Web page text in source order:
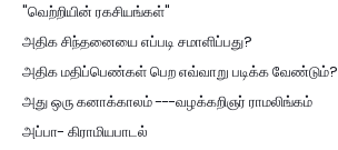
"வெற்றியின் ரகசியங்கள்"
அதிக சிந்தனையை எப்படி சமாளிப்பது?
அதிக மதிப்பெண்கள் பெற எவ்வாறு படிக்க வேண்டும்?
அது ஒரு கனாக்காலம் ---வழக்கறிஞர் ராமலிங்கம்
அப்பா- கிராமியபாடல்